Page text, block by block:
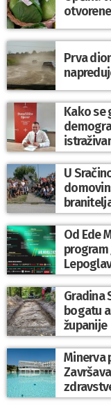
Prva
Kako se
U
Od Ede
program
Gradina
bogatu
županije
Minerva